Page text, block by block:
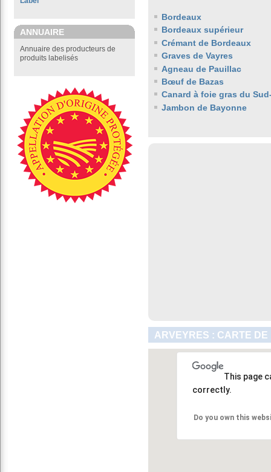
ANNUAIRE
Annuaire des producteurs de
produits labelisés
Bordeaux
Bordeaux supérieur
Crémant de Bordeaux
Graves de Vayres
Agneau de Pauillac
Bœuf de Bazas
Canard à foie gras du
Jambon de Bayonne
ARVEYRES : CARTE
This page
correctly.
Do you own this